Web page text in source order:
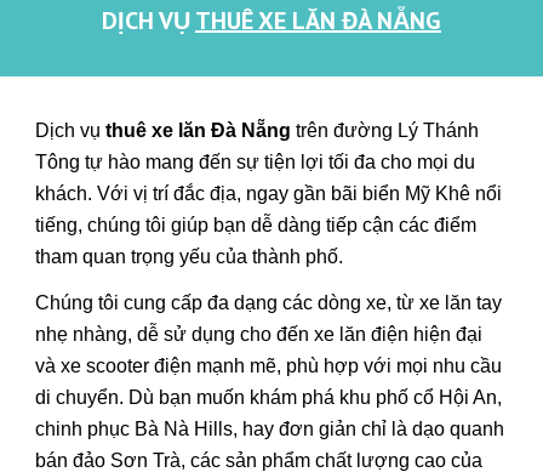
DỊCH VỤTHUÊ XE LĂN ĐÀ NẴNG
Dịch vụthuê xe lăn Đà Nẵng trên đường Lý Thánh
Tông tự hào mang đến sự tiện lợi tối đa cho mọi du
khách. Với vị trí đắc địa, ngay gần bãi biển Mỹ Khê nổi
tiếng, chúng tôi giúp bạn dễ dàng tiếp cận các điểm
tham quan trọng yếu của thành phố.
Chúng tôi cung cấp đa dạng các dòng xe, từ xe lăn tay
nhẹ nhàng, dễ sử dụng cho đến xe lăn điện hiện đại
và xe scooter điện mạnh mẽ, phù hợp với mọi nhu cầu
di chuyển. Dù bạn muốn khám phá khu phố cổ Hội An,
chinh phục Bà Nà Hills, hay đơn giản chỉ là dạo quanh
bán đảo Sơn Trà, các sản phẩm chất lượng cao của